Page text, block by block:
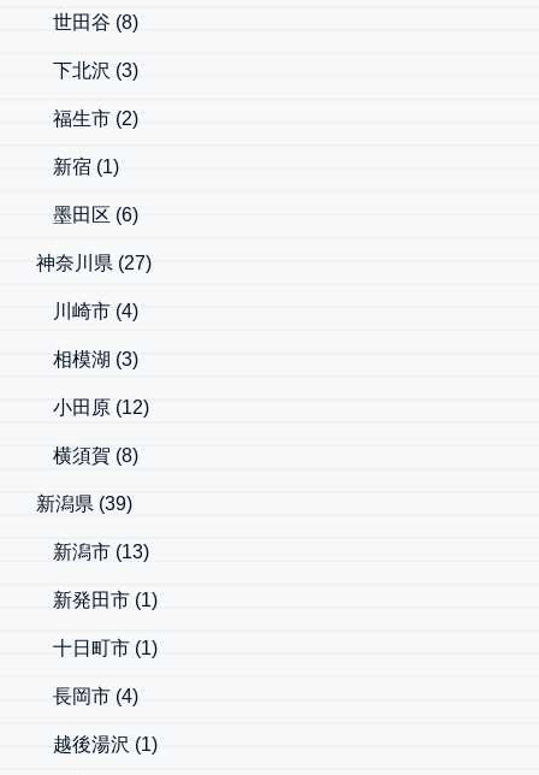
世田谷 (8)
下北沢 (3)
福生市 (2)
新宿 (1)
墨田区 (6)
神奈川県 (27)
川崎市 (4)
相模湖 (3)
小田原 (12)
横須賀 (8)
新潟県 (39)
新潟市 (13)
新発田市 (1)
十日町市 (1)
長岡市 (4)
越後湯沢 (1)